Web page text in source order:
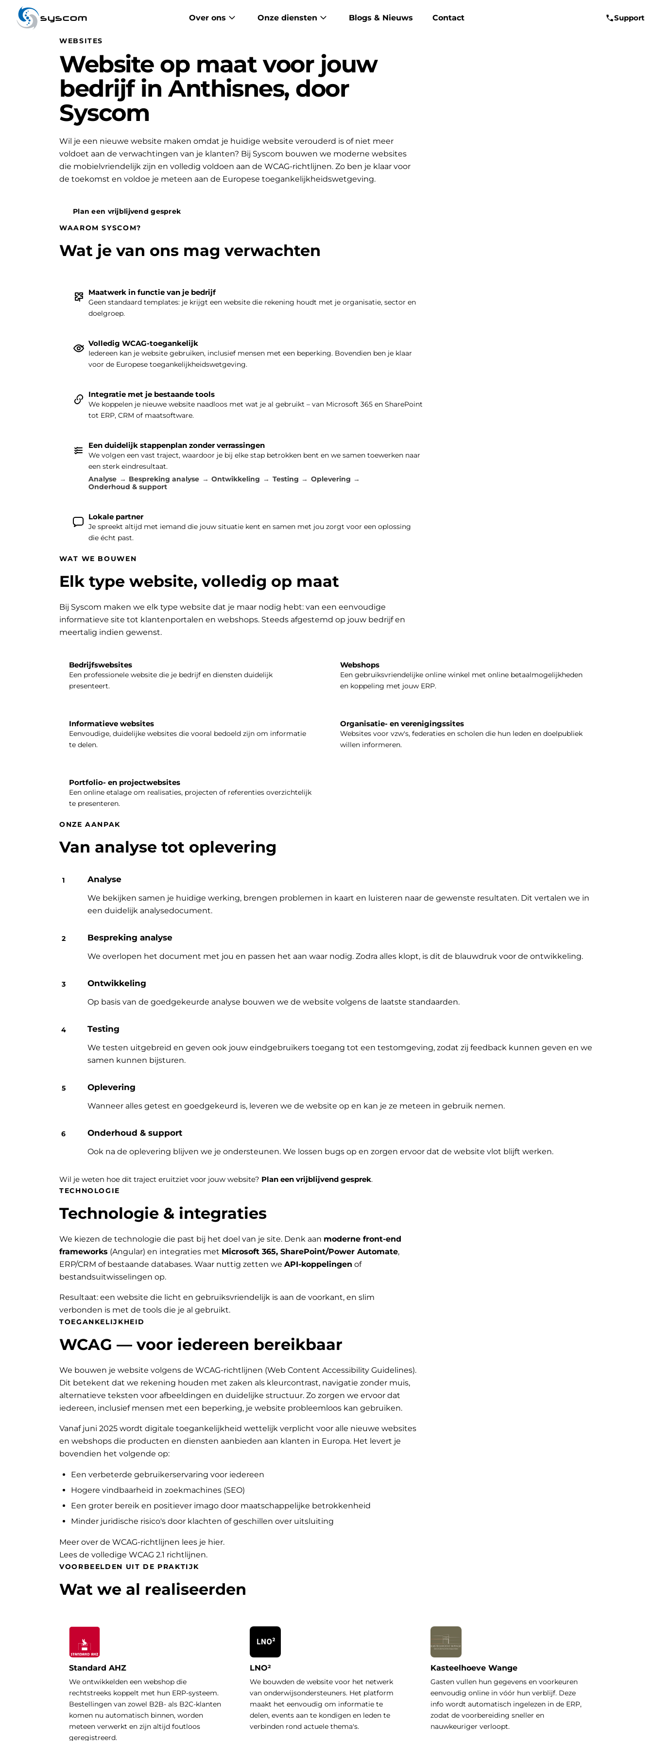
syscom Over ons Onze diensten Blogs & Nieuws Contact Support
WEBSITES
Website op maat voor jouw
bedrijf in Anthisnes, door
Syscom
Wil je een nieuwe website maken omdat je huidige website verouderd is of niet meer
voldoet aan de verwachtingen van je klanten? Bij Syscom bouwen we moderne websites
die mobielvriendelijk zijn en volledig voldoen aan de WCAG-richtlijnen. Zo ben je klaar voor
de toekomst en voldoe je meteen aan de Europese toegankelijkheidswetgeving.
Plan een vrijblijvend gesprek
WAAROM SYSCOM?
Wat je van ons mag verwachten
Maatwerk in functie van je bedrijf
Geen standaard templates: je krijgt een website die rekening houdt met je organisatie, sector en
doelgroep.
Volledig WCAG-toegankelijk
Iedereen kan je website gebruiken, inclusief mensen met een beperking. Bovendien ben je klaar
voor de Europese toegankelijkheidswetgeving.
Integratie met je bestaande tools
We koppelen je nieuwe website naadloos met wat je al gebruikt – van Microsoft 365 en SharePoint
tot ERP, CRM of maatsoftware.
Een duidelijk stappenplan zonder verrassingen
We volgen een vast traject, waardoor je bij elke stap betrokken bent en we samen toewerken naar
een sterk eindresultaat.
Analyse Bespreking analyse Ontwikkeling Testing
Oplevering
Onderhoud & support
Lokale partner
Je spreekt altijd met iemand die jouw situatie kent en samen met jou zorgt voor een oplossing
die écht past.
WAT WE BOUWEN
Elk type website, volledig op maat
Bij Syscom maken we elk type website dat je maar nodig hebt: van een eenvoudige
informatieve site tot klantenportalen en webshops. Steeds afgestemd op jouw bedrijf en
meertalig indien gewenst.
Bedrijfswebsites
Een professionele website die je bedrijf en diensten duidelijk
presenteert.
Webshops
Een gebruiksvriendelijke online winkel met online betaalmogelijkheden
en koppeling met jouw ERP.
Informatieve websites
Eenvoudige, duidelijke websites die vooral bedoeld zijn om informatie
te delen.
Organisatie- en verenigingssites
Websites voor vzw's, federaties en scholen die hun leden en doelpubliek
willen informeren.
Portfolio- en projectwebsites
Een online etalage om realisaties, projecten of referenties overzichtelijk
te presenteren.
ONZE AANPAK
Van analyse tot oplevering
Analyse
We bekijken samen je huidige werking, brengen problemen in kaart en luisteren naar de gewenste resultaten. Dit vertalen we in
een duidelijk analysedocument.
Bespreking analyse
We overlopen het document met jou en passen het aan waar nodig. Zodra alles klopt, is dit de blauwdruk voor de ontwikkeling.
Ontwikkeling
Op basis van de goedgekeurde analyse bouwen we de website volgens de laatste standaarden.
Testing
We testen uitgebreid en geven ook jouw eindgebruikers toegang tot een testomgeving, zodat zij feedback kunnen geven en we
samen kunnen bijsturen.
Oplevering
Wanneer alles getest en goedgekeurd is, leveren we de website op en kan je ze meteen in gebruik nemen.
Onderhoud & support
Ook na de oplevering blijven we je ondersteunen. We lossen bugs op en zorgen ervoor dat de website vlot blijft werken.
Wil je weten hoe dit traject eruitziet voor jouw website? Plan een vrijblijvend gesprek.
TECHNOLOGIE
Technologie & integraties
We kiezen de technologie die past bij het doel van je site. Denk aan moderne front-end
frameworks (Angular) en integraties met Microsoft 365, SharePoint/Power Automate,
ERP/CRM of bestaande databases. Waar nuttig zetten we API-koppelingen of
bestandsuitwisselingen op.
Resultaat: een website die licht en gebruiksvriendelijk is aan de voorkant, en slim
verbonden is met de tools die je al gebruikt.
TOEGANKELIJKHEID
WCAG — voor iedereen bereikbaar
We bouwen je website volgens de WCAG-richtlijnen (Web Content Accessibility Guidelines).
Dit betekent dat we rekening houden met zaken als kleurcontrast, navigatie zonder muis,
alternatieve teksten voor afbeeldingen en duidelijke structuur. Zo zorgen we ervoor dat
iedereen, inclusief mensen met een beperking, je website probleemloos kan gebruiken.
Vanaf juni 2025 wordt digitale toegankelijkheid wettelijk verplicht voor alle nieuwe websites
en webshops die producten en diensten aanbieden aan klanten in Europa. Het levert je
bovendien het volgende op:
Een verbeterde gebruikerservaring voor iedereen
Hogere vindbaarheid in zoekmachines (SEO)
Een groter bereik en positiever imago door maatschappelijke betrokkenheid
Minder juridische risico's door klachten of geschillen over uitsluiting
Meer over de WCAG-richtlijnen lees je hier.
Lees de volledige WCAG 2.1 richtlijnen.
VOORBEELDEN UIT DE PRAKTIJK
Wat we al realiseerden
Standard AHZ
We ontwikkelden een webshop die
rechtstreeks koppelt met hun ERP-systeem.
Bestellingen van zowel B2B- als B2C-klanten
komen nu automatisch binnen, worden
meteen verwerkt en zijn altijd foutloos
geregistreerd.
LNO²
We bouwden de website voor het netwerk
van onderwijsondersteuners. Het platform
maakt het eenvoudig om informatie te
delen, events aan te kondigen en leden te
verbinden rond actuele thema's.
Kasteelhoeve Wange
Gasten vullen hun gegevens en voorkeuren
eenvoudig online in vóór hun verblijf. Deze
info wordt automatisch ingelezen in de ERP,
zodat de voorbereiding sneller en
nauwkeuriger verloopt.